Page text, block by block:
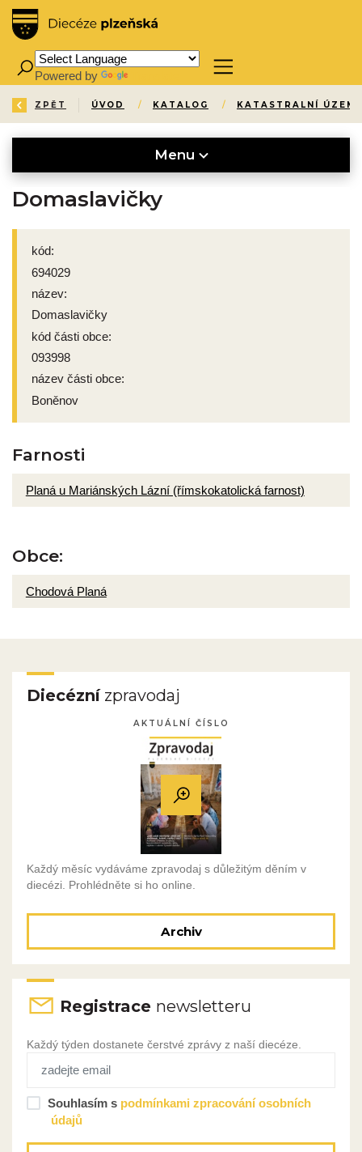
Powered by
ZPĚT ÚVOD / KATALOG / KATASTRALNÍ ÚZEMÍ
Menu
Domaslavičky
kód:
694029
název:
Domaslavičky
kód části obce:
093998
název části obce:
Boněnov
Farnosti
Planá u Mariánských Lázní (římskokatolická farnost)
Obce:
Chodová Planá
Diecéznízpravodaj
AKTUÁLNÍ ČÍSLO
Každý měsíc vydáváme zpravodaj s důležitým děním v
diecézi. Prohlédněte si ho online.
Archiv
Registrace newsletteru
Každý týden dostanete čerstvé zprávy z naší diecéze.
Souhlasím s podmínkami zpracování osobních
údajů